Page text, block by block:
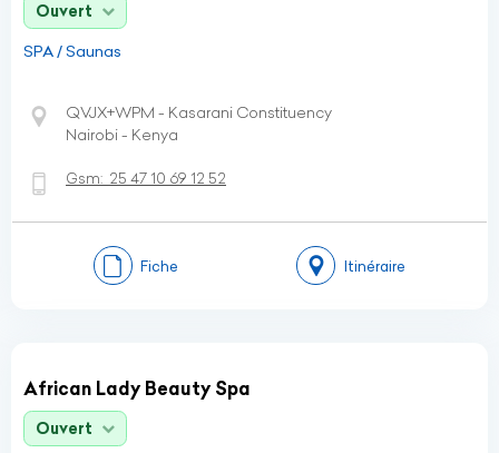
Ouvert
SPA / Saunas
QVJX+WPM - Kasarani Constituency
Nairobi - Kenya
Gsm: 25 47 10 69 12 52
Fiche Itinéraire
African Lady Beauty Spa
Ouvert